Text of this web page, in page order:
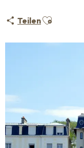
TeilenAjouter aux